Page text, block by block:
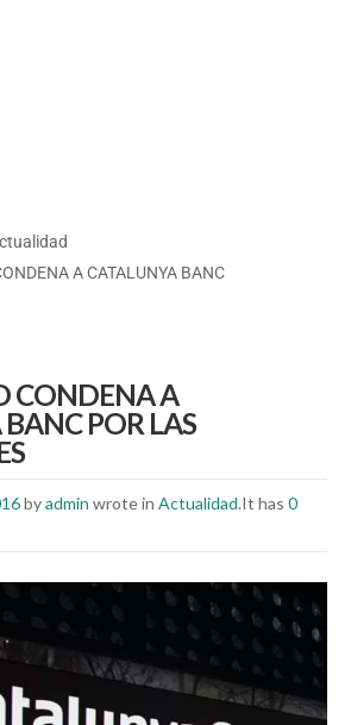
A CATALUNYA BANC
CONDENA A
POR LAS
byadmin wrote in Actualidad.It has 0